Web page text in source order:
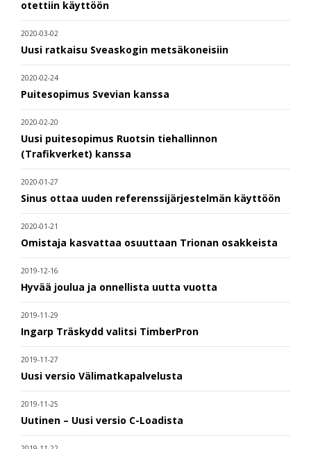
otettiin käyttöön
2020-03-02
Uusi ratkaisu Sveaskogin metsäkoneisiin
2020-02-24
Puitesopimus Svevian kanssa
2020-02-20
Uusi puitesopimus Ruotsin tiehallinnon
(Trafikverket) kanssa
2020-01-27
Sinus ottaa uuden referenssijärjestelmän käyttöön
2020-01-21
Omistaja kasvattaa osuuttaan Trionan osakkeista
2019-12-16
Hyvää joulua ja onnellista uutta vuotta
2019-11-29
Ingarp Träskydd valitsi TimberPron
2019-11-27
Uusi versio Välimatkapalvelusta
2019-11-25
Uutinen – Uusi versio C-Loadista